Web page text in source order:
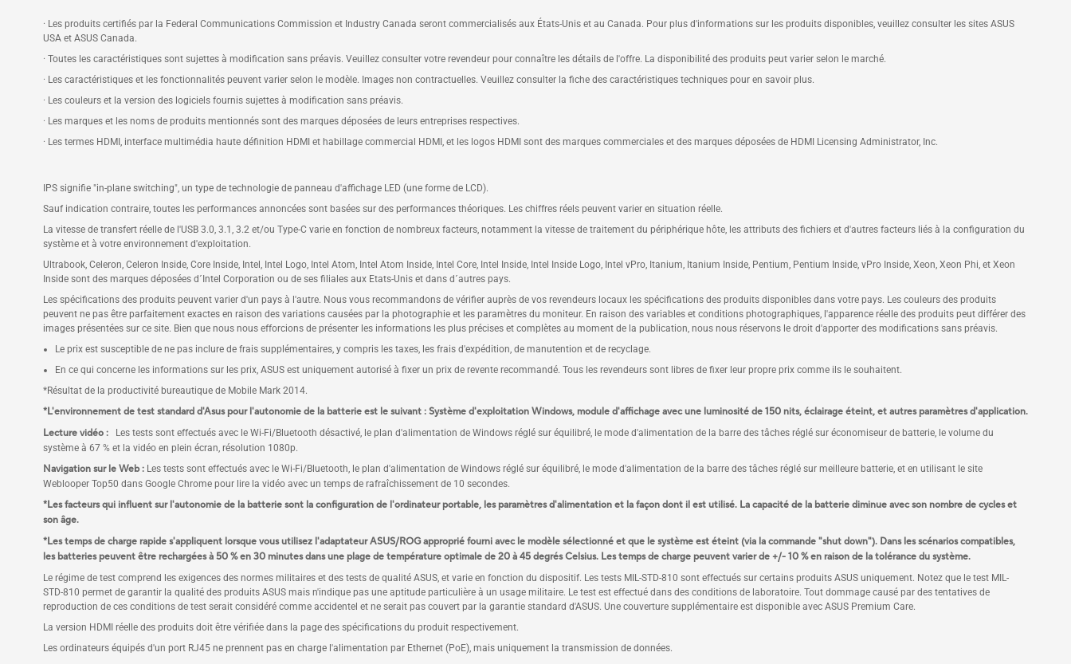
· Les produits certifiés par la Federal Communications Commission et Industry Canada seront commercialisés aux États-Unis et au Canada. Pour plus d'informations sur les produits disponibles, veuillez consulter les sites ASUS
USA et ASUS Canada.
· Toutes les caractéristiques sont sujettes à modification sans préavis. Veuillez consulter votre revendeur pour connaître les détails de l'offre. La disponibilité des produits peut varier selon le marché.
· Les caractéristiques et les fonctionnalités peuvent varier selon le modèle. Images non contractuelles. Veuillez consulter la fiche des caractéristiques techniques pour en savoir plus.
· Les couleurs et la version des logiciels fournis sujettes à modification sans préavis.
· Les marques et les noms de produits mentionnés sont des marques déposées de leurs entreprises respectives.
· Les termes HDMI, interface multimédia haute définition HDMI et habillage commercial HDMI, et les logos HDMI sont des marques commerciales et des marques déposées de HDMI Licensing Administrator, Inc.
IPS signifie "in-plane switching", un type de technologie de panneau d'affichage LED (une forme de LCD).
Sauf indication contraire, toutes les performances annoncées sont basées sur des performances théoriques. Les chiffres réels peuvent varier en situation réelle.
La vitesse de transfert réelle de l'USB 3.0, 3.1, 3.2 et/ou Type-C varie en fonction de nombreux facteurs, notamment la vitesse de traitement du périphérique hôte, les attributs des fichiers et d'autres facteurs liés à la configuration du
système et à votre environnement d'exploitation.
Ultrabook, Celeron, Celeron Inside, Core Inside, Intel, Intel Logo, Intel Atom, Intel Atom Inside, Intel Core, Intel Inside, Intel Inside Logo, Intel vPro, Itanium, Itanium Inside, Pentium, Pentium Inside, vPro Inside, Xeon, Xeon Phi, et Xeon
Inside sont des marques déposées d´Intel Corporation ou de ses filiales aux Etats-Unis et dans d´autres pays.
Les spécifications des produits peuvent varier d'un pays à l'autre. Nous vous recommandons de vérifier auprès de vos revendeurs locaux les spécifications des produits disponibles dans votre pays. Les couleurs des produits
peuvent ne pas être parfaitement exactes en raison des variations causées par la photographie et les paramètres du moniteur. En raison des variables et conditions photographiques, l'apparence réelle des produits peut différer des
images présentées sur ce site. Bien que nous nous efforcions de présenter les informations les plus précises et complètes au moment de la publication, nous nous réservons le droit d'apporter des modifications sans préavis.
Le prix est susceptible de ne pas inclure de frais supplémentaires, y compris les taxes, les frais d'expédition, de manutention et de recyclage.
En ce qui concerne les informations sur les prix, ASUS est uniquement autorisé à fixer un prix de revente recommandé. Tous les revendeurs sont libres de fixer leur propre prix comme ils le souhaitent.
*Résultat de la productivité bureautique de Mobile Mark 2014.
*L'environnement de test standard d'Asus pour l'autonomie de la batterie est le suivant : Système d'exploitation Windows, module d'affichage avec une luminosité de 150 nits, éclairage éteint, et autres paramètres d'application.
Lecture vidéo :
Les tests sont effectués avec le Wi-Fi/Bluetooth désactivé, le plan d'alimentation de Windows réglé sur équilibré, le mode d'alimentation de la barre des tâches réglé sur économiseur de batterie, le volume du
système à 67 % et la vidéo en plein écran, résolution 1080p.
Navigation sur le Web : Les tests sont effectués avec le Wi-Fi/Bluetooth, le plan d'alimentation de Windows réglé sur équilibré, le mode d'alimentation de la barre des tâches réglé sur meilleure batterie, et en utilisant le site
Weblooper Top50 dans Google Chrome pour lire la vidéo avec un temps de rafraîchissement de 10 secondes.
*Les facteurs qui influent sur l'autonomie de la batterie sont la configuration de l'ordinateur portable, les paramètres d'alimentation et la façon dont il est utilisé. La capacité de la batterie diminue avec son nombre de cycles et
son âge.
*Les temps de charge rapide s'appliquent lorsque vous utilisez l'adaptateur ASUS/ROG approprié fourni avec le modèle sélectionné et que le système est éteint (via la commande "shut down"). Dans les scénarios compatibles,
les batteries peuvent être rechargées à 50 % en 30 minutes dans une plage de température optimale de 20 à 45 degrés Celsius. Les temps de charge peuvent varier de +/- 10 % en raison de la tolérance du système.
Le régime de test comprend les exigences des normes militaires et des tests de qualité ASUS, et varie en fonction du dispositif. Les tests MIL-STD-810 sont effectués sur certains produits ASUS uniquement. Notez que le test MIL-
STD-810 permet de garantir la qualité des produits ASUS mais n'indique pas une aptitude particulière à un usage militaire. Le test est effectué dans des conditions de laboratoire. Tout dommage causé par des tentatives de
reproduction de ces conditions de test serait considéré comme accidentel et ne serait pas couvert par la garantie standard d'ASUS. Une couverture supplémentaire est disponible avec ASUS Premium Care.
La version HDMI réelle des produits doit être vérifiée dans la page des spécifications du produit respectivement.
Les ordinateurs équipés d'un port RJ45 ne prennent pas en charge l'alimentation par Ethernet (PoE), mais uniquement la transmission de données.